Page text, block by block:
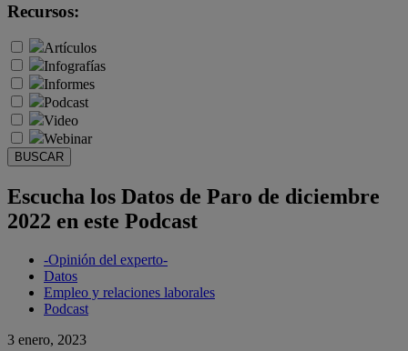
Recursos:
Artículos
Infografías
Informes
Podcast
Video
Webinar
BUSCAR
Escucha los Datos de Paro de diciembre
2022 en este Podcast
-Opinión del experto-
Datos
Empleo y relaciones laborales
Podcast
3 enero, 2023